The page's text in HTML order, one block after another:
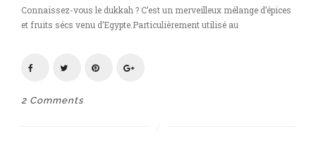
Connaissez-vous le dukkah ? C’est un merveilleux mélange d’épices
et fruits sécs venu d’Egypte.Particulièrement utilisé au
2 Comments